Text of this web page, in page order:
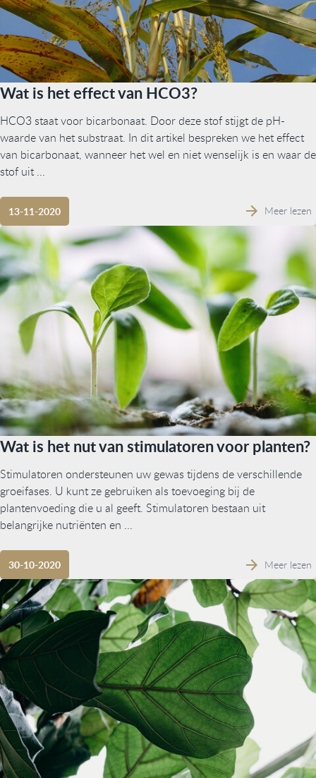
Wat is het effect van HCO3?
HCO3 staat voor bicarbonaat. Door deze stof stijgt de pH-
waarde van het substraat. In dit artikel bespreken we het effect
van bicarbonaat, wanneer het wel en niet wenselijk is en waar de
stof uit ...
13-11-2020 Meer lezen
Wat is het nut van stimulatoren voor planten?
Stimulatoren ondersteunen uw gewas tijdens de verschillende
groeifases. U kunt ze gebruiken als toevoeging bij de
plantenvoeding die u al geeft. Stimulatoren bestaan uit
belangrijke nutriënten en ...
30-10-2020 Meer lezen